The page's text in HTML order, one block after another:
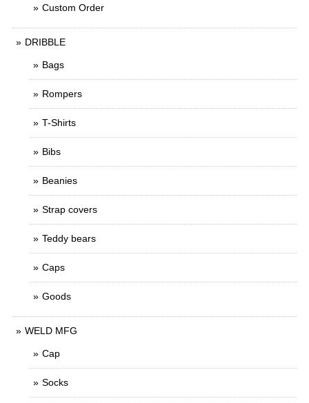
Custom Order
DRIBBLE
Bags
Rompers
T-Shirts
Bibs
Beanies
Strap covers
Teddy bears
Caps
Goods
WELD MFG
Cap
Socks